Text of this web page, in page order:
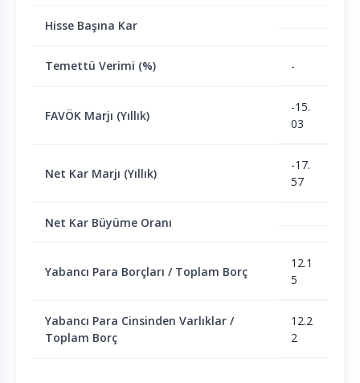
Hisse Başına Kar
Temettü Verimi (%) -
FAVÖK Marjı (Yıllık)
-15.
03
Net Kar Marjı (Yıllık)
-17.
57
Net Kar Büyüme Oranı
Yabancı Para Borçları / Toplam Borç
12.1
5
Yabancı Para Cinsinden Varlıklar /
Toplam Borç
12.2
2